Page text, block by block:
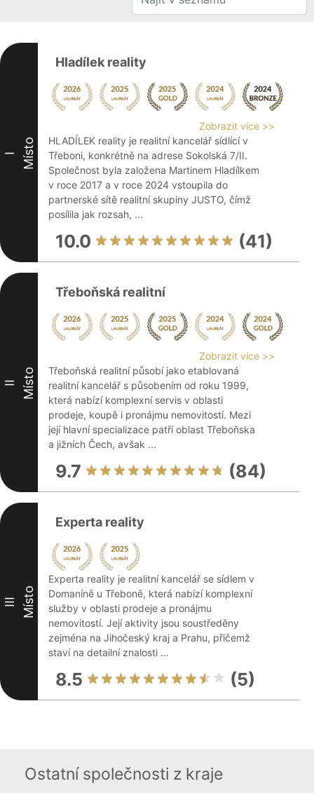
I Místo
Hladílek reality
Zobrazit více >>
HLADÍLEK reality je realitní kancelář sídlící v
Třeboni, konkrétně na adrese Sokolská 7/II.
Společnost byla založena Martinem Hladílkem
v roce 2017 a v roce 2024 vstoupila do
partnerské sítě realitní skupiny JUSTO, čímž
posílila jak rozsah, ...
10.0 (41)
II Místo
Třeboňská realitní
Zobrazit více >>
Třeboňská realitní působí jako etablovaná
realitní kancelář s působením od roku 1999,
která nabízí komplexní servis v oblasti
prodeje, koupě i pronájmu nemovitostí. Mezi
její hlavní specializace patří oblast Třeboňska
a jižních Čech, avšak ...
9.7 (84)
III Místo
Experta reality
Experta reality je realitní kancelář se sídlem v
Domaníně u Třeboně, která nabízí komplexní
služby v oblasti prodeje a pronájmu
nemovitostí. Její aktivity jsou soustředěny
zejména na Jihočeský kraj a Prahu, přičemž
staví na detailní znalosti ...
8.5 (5)
Ostatní společnosti z kraje